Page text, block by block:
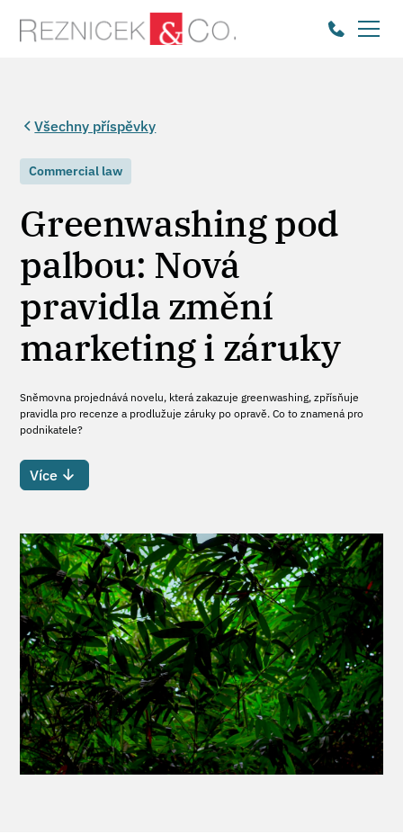
Všechny příspěvky
Commercial law
Greenwashing pod
palbou: Nová
pravidla změní
marketing i záruky
Sněmovna projednává novelu, která zakazuje greenwashing, zpřísňuje
pravidla pro recenze a prodlužuje záruky po opravě. Co to znamená pro
podnikatele?
Více